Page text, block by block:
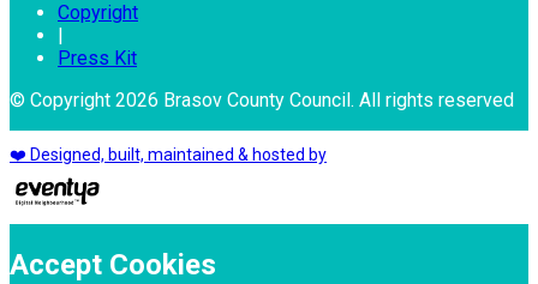
Copyright
Press Kit
© Copyright 2026 Brasov County Council. All rights reserved
❤️ Designed, built, maintained & hosted by
Accept Cookies